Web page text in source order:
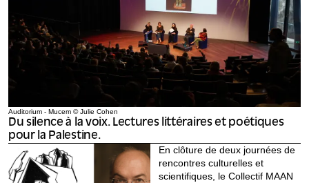
Auditorium - Mucem © Julie Cohen
Du silence à la voix. Lectures littéraires et poétiques
pour la Palestine.
En clôture de deux journées de
rencontres culturelles et
scientifiques, le Collectif MAAN